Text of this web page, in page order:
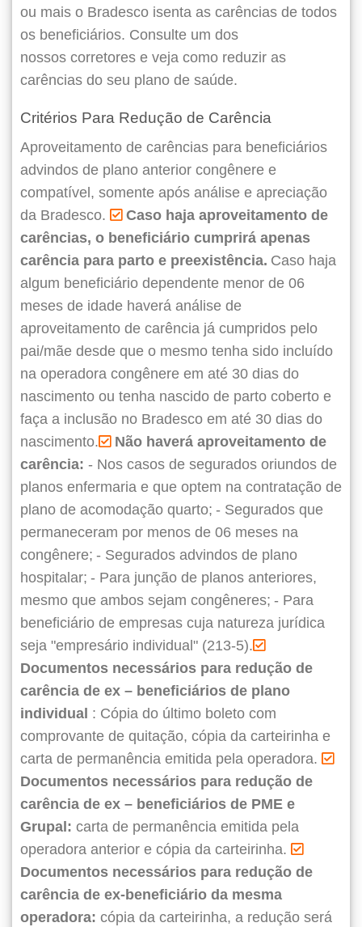
ou mais o Bradesco isenta as carências de todos
os beneficiários. Consulte um dos
nossos corretores e veja como reduzir as
carências do seu plano de saúde.
Critérios Para Redução de Carência
Aproveitamento de carências para beneficiários
advindos de plano anterior congênere e
compatível, somente após análise e apreciação
da Bradesco.
Caso haja aproveitamento de
carências, o beneficiário cumprirá apenas
carência para parto e preexistência. Caso haja
algum beneficiário dependente menor de 06
meses de idade haverá análise de
aproveitamento de carência já cumpridos pelo
pai/mãe desde que o mesmo tenha sido incluído
na operadora congênere em até 30 dias do
nascimento ou tenha nascido de parto coberto e
faça a inclusão no Bradesco em até 30 dias do
nascimento.
Não haverá aproveitamento de
carência: - Nos casos de segurados oriundos de
planos enfermaria e que optem na contratação de
plano de acomodação quarto; - Segurados que
permaneceram por menos de 06 meses na
congênere; - Segurados advindos de plano
hospitalar; - Para junção de planos anteriores,
mesmo que ambos sejam congêneres; - Para
beneficiário de empresas cuja natureza jurídica
seja "empresário individual" (213-5).
Documentos necessários para redução de
carência de ex – beneficiários de plano
individual : Cópia do último boleto com
comprovante de quitação, cópia da carteirinha e
carta de permanência emitida pela operadora.
Documentos necessários para redução de
carência de ex – beneficiários de PME e
Grupal: carta de permanência emitida pela
operadora anterior e cópia da carteirinha.
Documentos necessários para redução de
carência de ex-beneficiário da mesma
operadora: cópia da carteirinha, a redução será